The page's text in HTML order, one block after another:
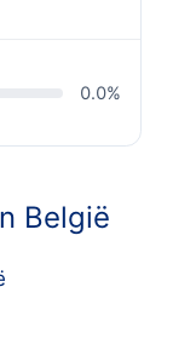
0.0%
België